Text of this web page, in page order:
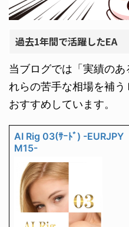
過去1年間で活躍したEA
当ブログでは「実績の
れらの苦手な相場を補
おすすめしています。
AI Rig 03(ｻｰﾄﾞ) -EURJPY
M15-